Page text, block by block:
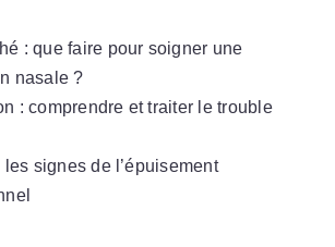
: que faire pour soigner une
nasale ?
: comprendre et traiter le trouble
les signes de l’épuisement